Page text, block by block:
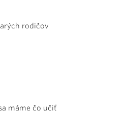
rodičov
máme čo učiť